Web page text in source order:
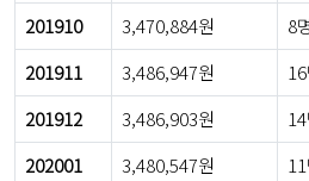
201910
3,470,884원 8
201911
3,486,947원
201912
3,486,903원
202001
3,480,547원